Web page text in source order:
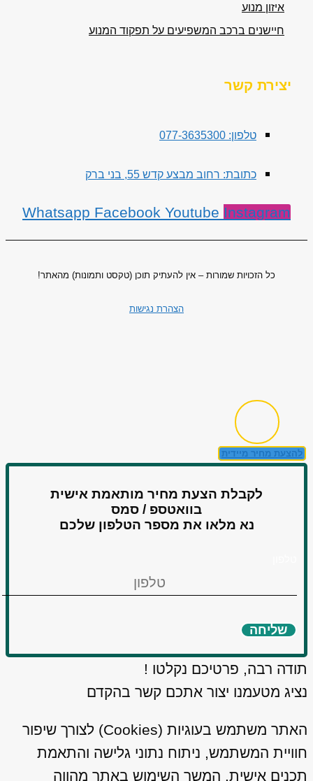
איזון מנוע
חיישנים ברכב המשפיעים על תפקוד המנוע
יצירת קשר
טלפון: 077-3635300
כתובת: רחוב מבצע קדש 55, בני ברק
Whatsapp Facebook Youtube Instagram
כל הזכויות שמורות – אין להעתיק תוכן (טקסט ותמונות) מהאתר!
הצהרת נגישות
להצעת מחיר מיידית
לקבלת הצעת מחיר מותאמת אישית
בוואטספ / סמס
נא מלאו את מספר הטלפון שלכם
שליחה
תודה רבה, פרטיכם נקלטו !
נציג מטעמנו יצור אתכם קשר בהקדם
האתר משתמש בעוגיות (Cookies) לצורך שיפור
חוויית המשתמש, ניתוח נתוני גלישה והתאמת
תכנים אישית. המשך השימוש באתר מהווה